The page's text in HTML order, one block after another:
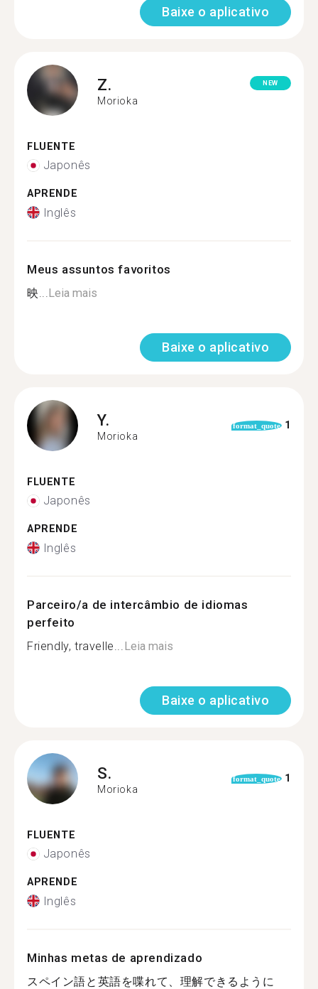
Baixe o aplicativo
Z.
Morioka
NEW
FLUENTE
Japonês
APRENDE
Inglês
Meus assuntos favoritos
映... Leia mais
Baixe o aplicativo
Y.
Morioka
format_quote 1
FLUENTE
Japonês
APRENDE
Inglês
Parceiro/a de intercâmbio de idiomas
perfeito
Friendly, travelle... Leia mais
Baixe o aplicativo
S.
Morioka
format_quote 1
FLUENTE
Japonês
APRENDE
Inglês
Minhas metas de aprendizado
スペイン語と英語を喋れて、理解できるように